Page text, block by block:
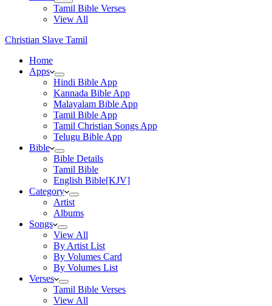
Tamil Bible Verses
View All
Christian Slave Tamil
Home
Apps
Hindi Bible App
Kannada Bible App
Malayalam Bible App
Tamil Bible App
Tamil Christian Songs App
Telugu Bible App
Bible
Bible Details
Tamil Bible
English Bible[KJV]
Category
Artist
Albums
Songs
View All
By Artist List
By Volumes Card
By Volumes List
Verses
Tamil Bible Verses
View All